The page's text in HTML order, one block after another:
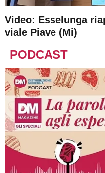
Video: Esselunga
viale Piave (Mi)
PODCAST